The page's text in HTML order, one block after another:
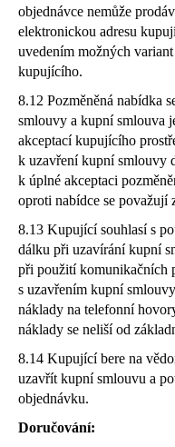
objednávce nemůže
elektronickou adresu
uvedením možných
kupujícího.
8.12 Pozměněná nabídka
smlouvy a kupní smlouva
akceptací kupujícího
k uzavření kupní smlouvy
k úplné akceptaci
oproti nabídce se považují
8.13 Kupující souhlasí s
dálku při uzavírání kupní
při použití komunikačních
s uzavřením kupní
náklady na telefonní
náklady se neliší od
8.14 Kupující bere na
uzavřít kupní smlouvu a
objednávku.
Doručování: